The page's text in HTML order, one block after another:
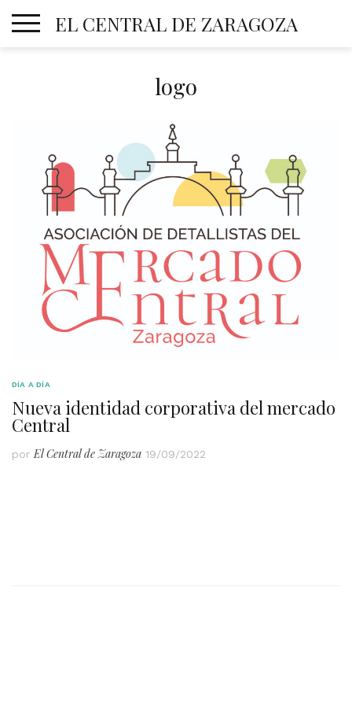
EL CENTRAL DE ZARAGOZA
logo
DÍA A DÍA
Nueva identidad corporativa del mercado
Central
por El Central de Zaragoza 19/09/2022